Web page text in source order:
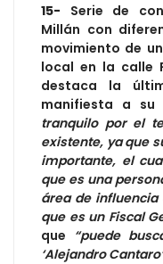
15- Serie de
Millán con
movimiento de
local en la calle
destaca la
manifiesta a su
tranquilo por el
existente, ya que
importante, el
que es una
área de influencia
que es un Fiscal
que “puede
‘Alejandro